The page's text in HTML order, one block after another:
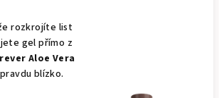
rozkrojíte list
gel přímo z
Aloe Vera
blízko.